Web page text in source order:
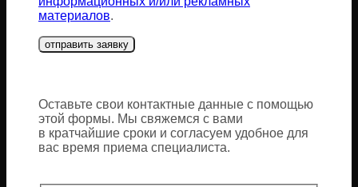
материалов.
Оставьте свои контактные данные с помощью
этой формы. Мы свяжемся с вами
в кратчайшие сроки и согласуем удобное для
вас время приема специалиста.